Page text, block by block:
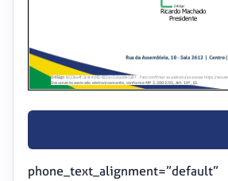
phone_text_alignment=”default”